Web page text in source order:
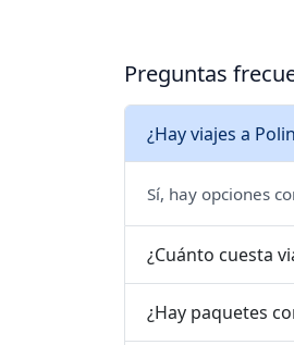
Preguntas
¿Hay viajes a
Sí, hay opciones
¿Cuánto cuesta
¿Hay paquetes